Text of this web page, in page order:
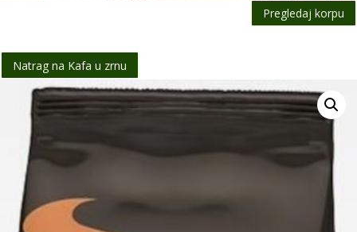
Pregledaj korpu
Natrag na Kafa u zrnu